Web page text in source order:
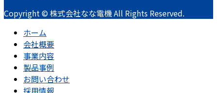
Copyright © 株式会社なな電機 All Rights Reserved.
ホーム
会社概要
事業内容
製品事例
お問い合わせ
採用情報